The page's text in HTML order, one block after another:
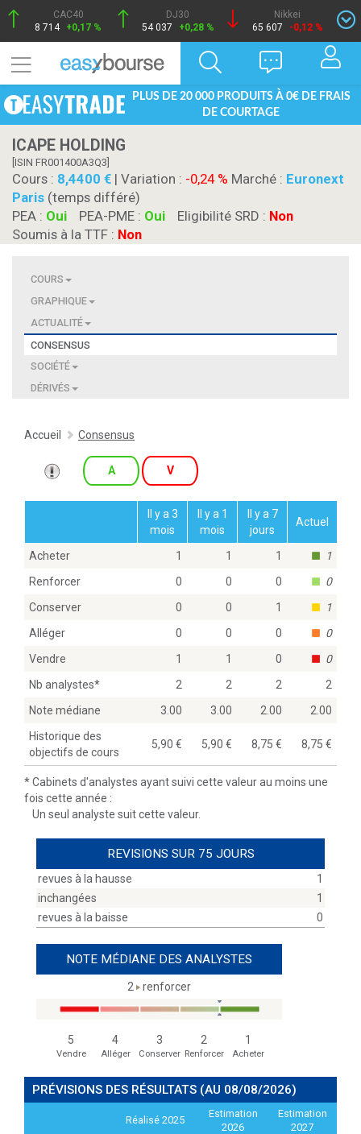
CAC40
8 714 +0,17 %
DJ30
54 037
+0,28 %
Nikkei
65 607
-0,12 %
PLUS DE 20 000 PRODUITS À 0€ DE FRAIS
DE COURTAGE
ICAPE HOLDING
[ISIN FR001400A3Q3]
Cours : 8,4400 | Variation : -0,24 % Marché : Euronext
Paris (temps différé)
PEA : Oui PEA-PME : Oui Eligibilité SRD : Non
Soumis à la TTF : Non
COURS
GRAPHIQUE
ACTUALITÉ
CONSENSUS
SOCIÉTÉ
DÉRIVÉS
Accueil Consensus
A V
Il y a 3
mois
Il y a 1
mois
Il y a 7
jours
Actuel
Acheter 1 1 1
1
Renforcer
0 0 0
0
Conserver
0 0 1
1
Alléger
0 0 0
0
Vendre
1 1 0
0
Nb analystes* 2 2 2
2
Note médiane
3.00 3.00 2.00
2.00
Historique des
objectifs de cours
5,90 5,90 8,75 8,75
*Cabinets d'analystes ayant suivi cette valeur au moins une
fois cette année :
Un seul analyste suit cette valeur.
REVISIONS SUR 75 JOURS
revues à la hausse
1
inchangées
1
revues à la baisse
0
NOTE MÉDIANE DES ANALYSTES
2 renforcer
5 4 3 2 1
Vendre Alléger Conserver Renforcer Acheter
PRÉVISIONS DES RÉSULTATS (AU 08/08/2026)
Réalisé 2025
Estimation
2026
Estimation
2027